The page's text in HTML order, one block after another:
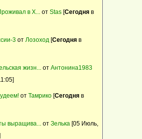
Надюша!
белефельдер, араукан,
инкуб.яйцо, цыплята
в деревне
качественный ремонт в
квартиры, дачи
кавказской овчарки
в Х... от Stas [Сегодня в
3 от Лозоход [Сегодня в
жизн... от Антонина1983
от Тамрико [Сегодня в
выращива... от Зелька [05 Июль,